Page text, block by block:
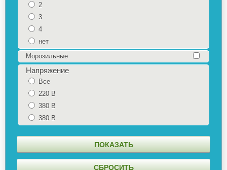
2
3
4
нет
Морозильные
Напряжение
Все
220 В
380 В
380 В